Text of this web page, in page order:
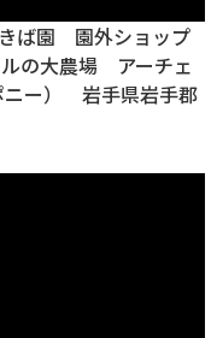
ば園 園外ショップ
の大農場 アーチェ
ー） 岩手県岩手郡